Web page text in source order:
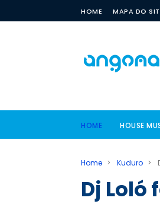
HOME MAPA DO
HOME HOUSE
Home > Kuduro >
Dj Loló